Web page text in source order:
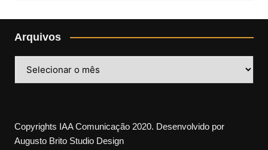
Arquivos
Copyrights IAA Comunicação 2020. Desenvolvido por
Augusto Brito Studio Design